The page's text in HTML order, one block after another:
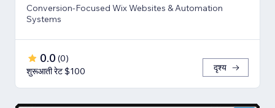
Conversion-Focused Wix Websites & Automation
Systems
0.0 (0)
शुरूआती रेट $100
दृश्य